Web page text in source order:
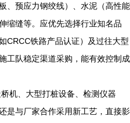
、预应力钢绞线）、水泥（高性能
缩缝等。应优先选择行业知名品
CRCC铁路产品认证）及过往大型
工队稳定渠道采购，能有效控制成
桥机、大型打桩设备、检测仪器
是与厂家合作采用新工艺，直接影